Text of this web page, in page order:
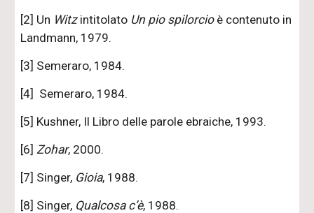
[2] Un Witzintitolato Un pio spilorcioè contenuto in
Landmann, 1979.
[3] Semeraro, 1984.
[4] Semeraro, 1984.
[5] Kushner, Il Libro delle parole ebraiche, 1993.
[6] Zohar, 2000.
[7] Singer, Gioia, 1988.
[8] Singer, Qualcosa c’è, 1988.